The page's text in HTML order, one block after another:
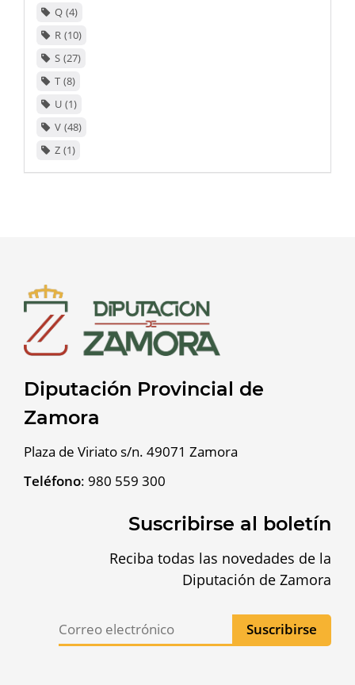
Q 4
R 10
S 27
T 8
U 1
V 48
Z 1
Diputación Provincial de
Zamora
Plaza de Viriato s/n. 49071 Zamora
Teléfono: 980 559 300
Suscribirse al boletín
Reciba todas las novedades de la
Diputación de Zamora